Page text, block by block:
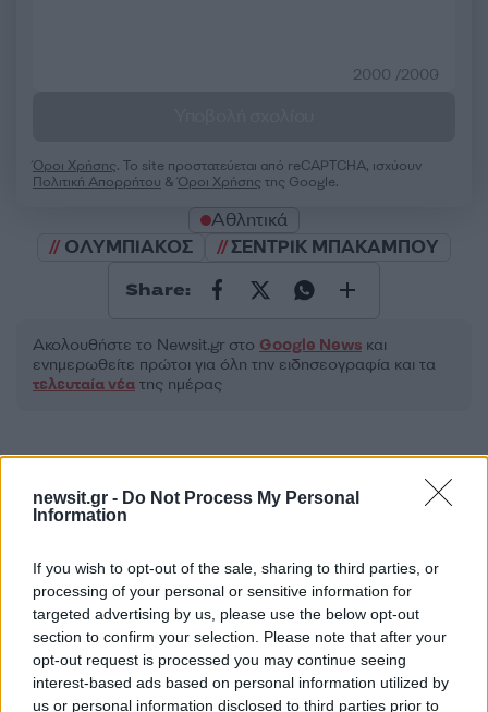
newsit.gr - Do Not Process My Personal
Information
If you wish to opt-out of the sale, sharing to third parties, or
processing of your personal or sensitive information for
targeted advertising by us, please use the below opt-out
section to confirm your selection. Please note that after your
opt-out request is processed you may continue seeing
interest-based ads based on personal information utilized by
us or personal information disclosed to third parties prior to
2000 /2000
Όροι Χρήσης. Το site προστατεύεται από reCAPTCHA, ισχύουν
Πολιτική Απορρήτου &Όροι Χρήσης της Google.
Αθλητικά
ΟΛΥΜΠΙΑΚΟΣ
ΣΕΝΤΡΙΚ ΜΠΑΚΑΜΠΟΥ
Share:
Ακολουθήστε το Νewsit.gr στο Google News και
ενημερωθείτε πρώτοι για όλη την ειδησεογραφία και τα
τελευταία νέα της ημέρας
Πιο δημοφιλή
1 Πάρος: «Αν ήταν κάποιος πάνω από την
πισίνα, δε θα είχα θρηνήσει το παιδί μου» –
Η σπαρακτική περιγραφή του πατέρα και
τα κενά στους ισχυρισμούς του ιδιοκτήτη
του beach bar
2Μετέτρεψαν το Σαρακήνικο της Μήλου σε
ελικοδρόμιο – «Πάρκαραν» το ελικόπτερο